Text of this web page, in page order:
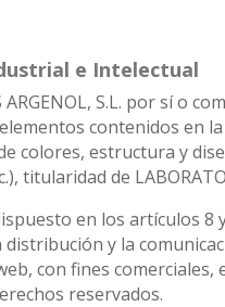
e Intelectual
ARGENOL, S.L. por sí o
contenidos en
colores, estructura y
titularidad de
en los artículos 8
y la
con fines comerciales,
reservados.